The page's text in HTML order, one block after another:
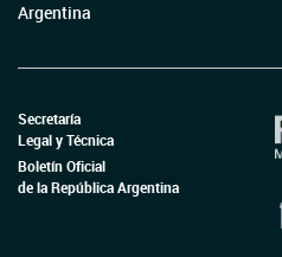
Argentina
Secretaría
Legal y Técnica
Boletín Oficial
de la República Argentina